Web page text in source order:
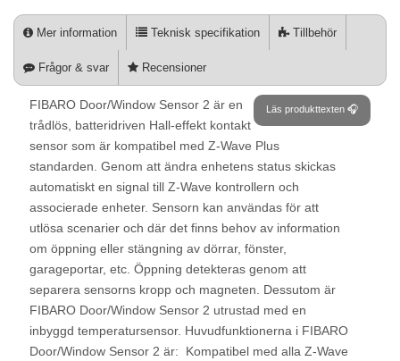
Mer information Teknisk specifikation Tillbehör
Frågor & svar Recensioner
Läs produkttexten 🎧
FIBARO Door/Window Sensor 2 är en
trådlös, batteridriven Hall-effekt kontakt
sensor som är kompatibel med Z-Wave Plus
standarden. Genom att ändra enhetens status skickas
automatiskt en signal till Z-Wave kontrollern och
associerade enheter. Sensorn kan användas för att
utlösa scenarier och där det finns behov av information
om öppning eller stängning av dörrar, fönster,
garageportar, etc. Öppning detekteras genom att
separera sensorns kropp och magneten. Dessutom är
FIBARO Door/Window Sensor 2 utrustad med en
inbyggd temperatursensor. Huvudfunktionerna i FIBARO
Door/Window Sensor 2 är:  Kompatibel med alla Z-Wave